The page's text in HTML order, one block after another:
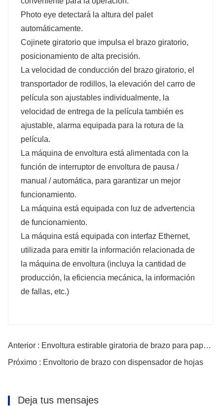
Photo eye detectará la altura del palet
automáticamente.
Cojinete giratorio que impulsa el brazo giratorio,
posicionamiento de alta precisión.
La velocidad de conducción del brazo giratorio, el
transportador de rodillos, la elevación del carro de
película son ajustables individualmente, la
velocidad de entrega de la película también es
ajustable, alarma equipada para la rotura de la
película.
La máquina de envoltura está alimentada con la
función de interruptor de envoltura de pausa /
manual / automática, para garantizar un mejor
funcionamiento.
La máquina está equipada con luz de advertencia
de funcionamiento.
La máquina está equipada con interfaz Ethernet,
utilizada para emitir la información relacionada de
la máquina de envoltura (incluya la cantidad de
producción, la eficiencia mecánica, la información
de fallas, etc.)
Anterior : Envoltura estirable giratoria de brazo para papel corrugado
Próximo : Envoltorio de brazo con dispensador de hojas
Deja tus mensajes